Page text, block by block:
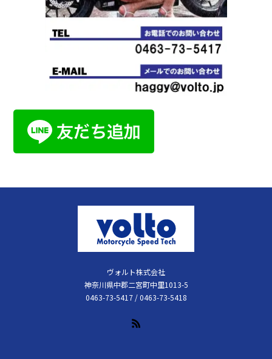
ヴォルト株式会社
神奈川県中郡二宮町中里1013-5
0463-73-5417 / 0463-73-5418